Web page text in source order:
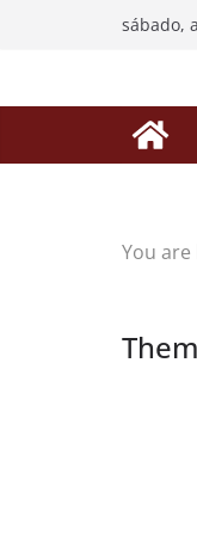
sábado,
You are